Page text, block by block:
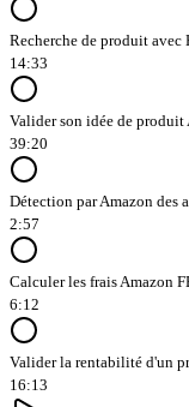
Recherche de produit
14:33
Valider son idée de
39:20
Détection par Amazon des
2:57
Calculer les frais Amazon
6:12
Valider la rentabilité d'un
16:13